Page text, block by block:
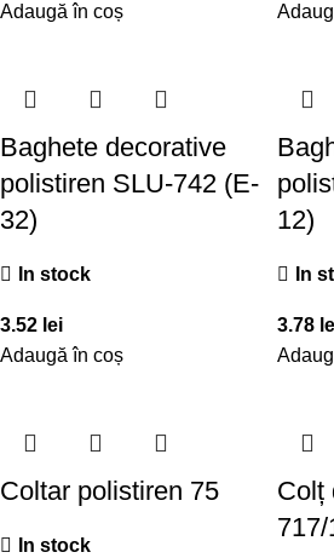
Adaugă în coș
Baghete decorative
polistiren SLU-742 (E-
32)
In stock
3.52 lei
Adaugă în coș
12)
In
3.78
Coltar polistiren 75
In stock
Colț
717/